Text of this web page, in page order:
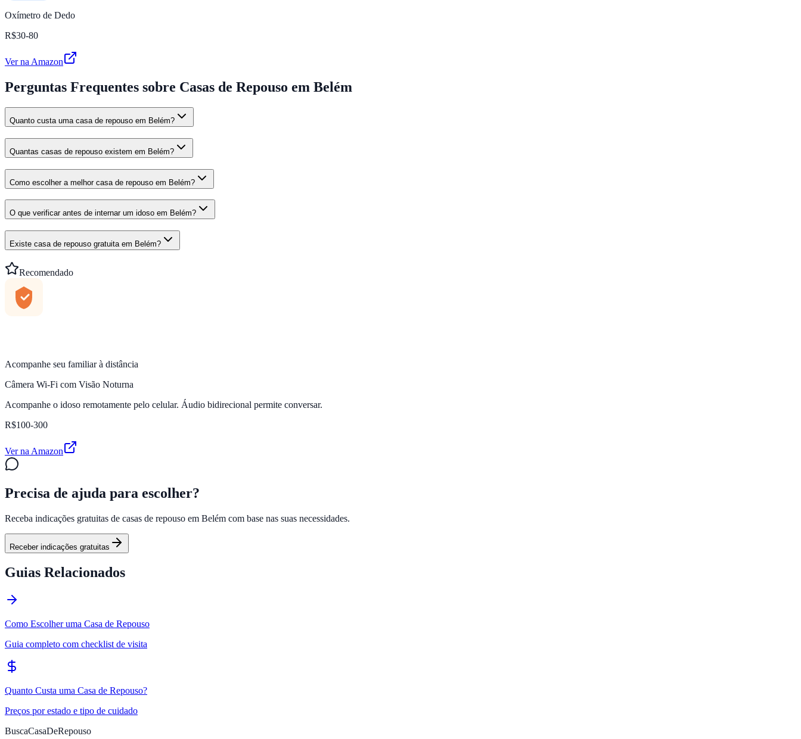
Oxímetro de Dedo
R$30-80
Ver na Amazon
Perguntas Frequentes sobre Casas de Repouso em Belém
Quanto custa uma casa de repouso em Belém?
Quantas casas de repouso existem em Belém?
Como escolher a melhor casa de repouso em Belém?
O que verificar antes de internar um idoso em Belém?
Existe casa de repouso gratuita em Belém?
Recomendado
Acompanhe seu familiar à distância
Câmera Wi-Fi com Visão Noturna
Acompanhe o idoso remotamente pelo celular. Áudio bidirecional permite conversar.
R$100-300
Ver na Amazon
Precisa de ajuda para escolher?
Receba indicações gratuitas de casas de repouso em Belém com base nas suas necessidades.
Receber indicações gratuitas
Guias Relacionados
Como Escolher uma Casa de Repouso
Guia completo com checklist de visita
Quanto Custa uma Casa de Repouso?
Preços por estado e tipo de cuidado
BuscaCasaDeRepouso